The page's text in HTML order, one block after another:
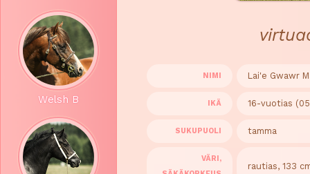
Welsh B
NIMI Lai'e Gwawr
IKÄ 16-vuotias
SUKUPUOLI tamma
VÄRI,
rautias, 133